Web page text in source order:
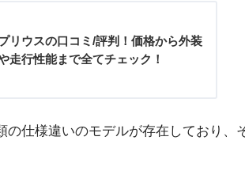
リウスの口コミ/評判！価格から外装
走行性能まで全てチェック！
の仕様違いのモデルが存在しており、